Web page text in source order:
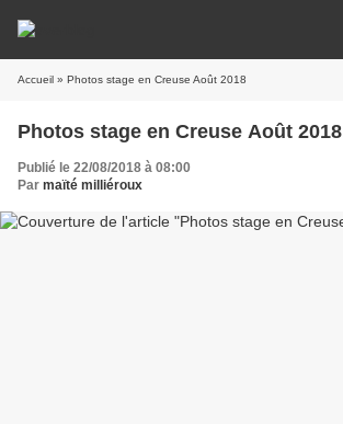
Accueil » Photos stage en Creuse Août 2018
Photos stage en Creuse Août 2018
Publié le 22/08/2018 à 08:00
Par maïté milliéroux